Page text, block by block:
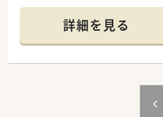
需し、1日約30枚から40
■薬剤師は常勤2名が在
様一人ひとりと丁寧に
■組織体制の強化を目
地域医療へ貢献できる
詳細を見る